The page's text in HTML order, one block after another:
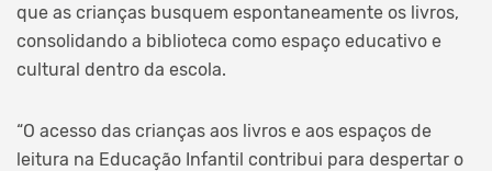
que as crianças busquem espontaneamente os livros,
consolidando a biblioteca como espaço educativo e
cultural dentro da escola.
“O acesso das crianças aos livros e aos espaços de
leitura na Educação Infantil contribui para despertar o